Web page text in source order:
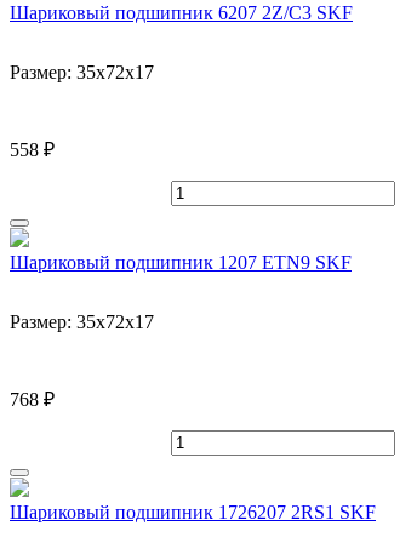
Шариковый подшипник 6207 2Z/C3 SKF
Размер: 35x72x17
558 ₽
Шариковый подшипник 1207 ETN9 SKF
Размер: 35x72x17
768 ₽
Шариковый подшипник 1726207 2RS1 SKF